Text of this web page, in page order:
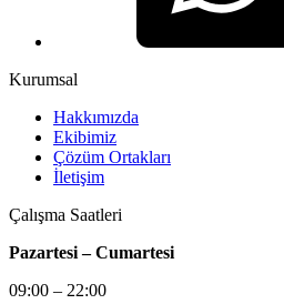
Kurumsal
Hakkımızda
Ekibimiz
Çözüm Ortakları
İletişim
Çalışma Saatleri
Pazartesi – Cumartesi
09:00 – 22:00